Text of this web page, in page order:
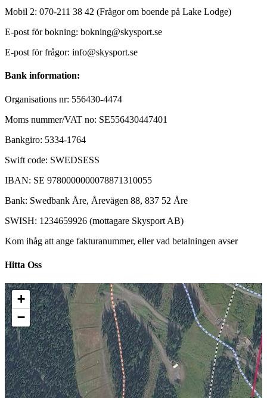
Mobil 2: 070-211 38 42 (Frågor om boende på Lake Lodge)
E-post för bokning: bokning@skysport.se
E-post för frågor: info@skysport.se
Bank information:
Organisations nr: 556430-4474
Moms nummer/VAT no: SE556430447401
Bankgiro: 5334-1764
Swift code: SWEDSESS
IBAN: SE 9780000000078871310055
Bank: Swedbank Åre, Årevägen 88, 837 52 Åre
SWISH: 1234659926 (mottagare Skysport AB)
Kom ihåg att ange fakturanummer, eller vad betalningen avser
Hitta Oss
+
−